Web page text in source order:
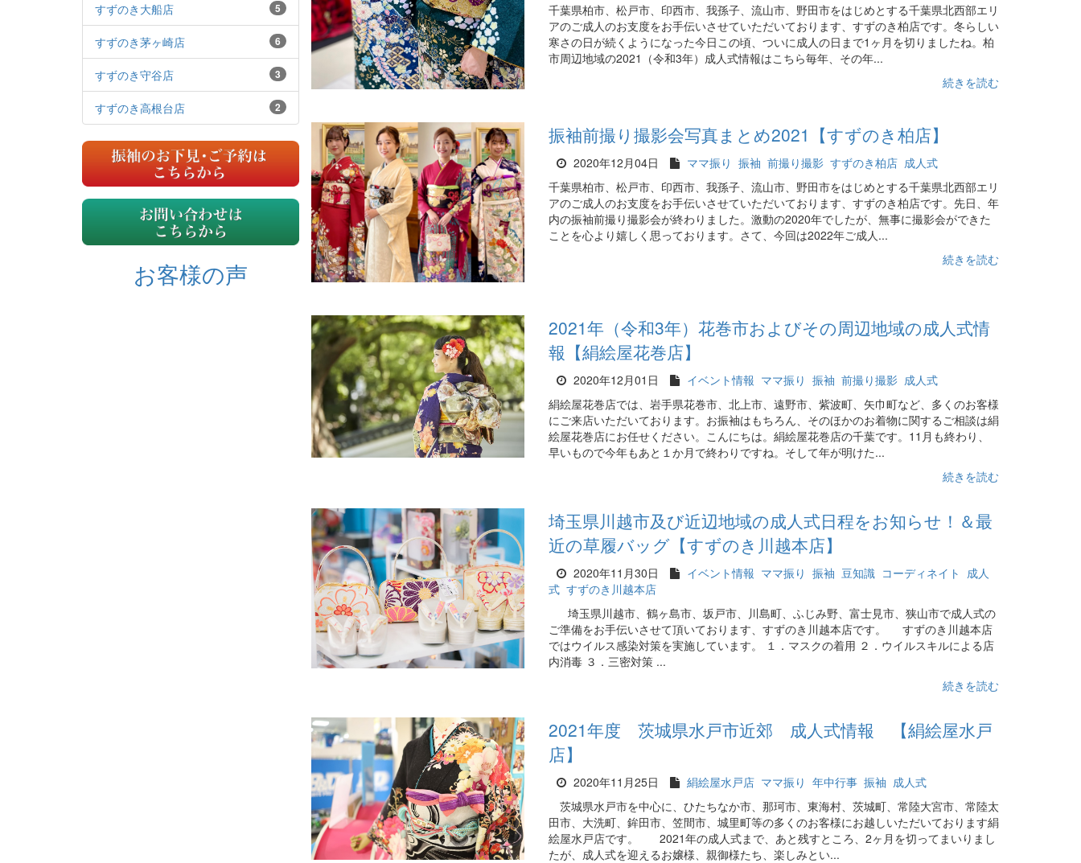
5
すずのき大船店
6
すずのき茅ヶ崎店
3
すずのき守谷店
2
すずのき高根台店
お客様の声
千葉県柏市、松戸市、印西市、我孫子、流山市、野田市をはじめとする千葉県北西部エリ
アのご成人のお支度をお手伝いさせていただいております、すずのき柏店です。冬らしい
寒さの日が続くようになった今日この頃、ついに成人の日まで1ヶ月を切りましたね。柏
市周辺地域の2021（令和3年）成人式情報はこちら毎年、その年...
続きを読む
振袖前撮り撮影会写真まとめ2021【すずのき柏店】
2020年12月04日 ママ振り 振袖 前撮り撮影 すずのき柏店 成人式
千葉県柏市、松戸市、印西市、我孫子、流山市、野田市をはじめとする千葉県北西部エリ
アのご成人のお支度をお手伝いさせていただいております、すずのき柏店です。先日、年
内の振袖前撮り撮影会が終わりました。激動の2020年でしたが、無事に撮影会ができた
ことを心より嬉しく思っております。さて、今回は2022年ご成人...
続きを読む
2021年（令和3年）花巻市およびその周辺地域の成人式情
報【絹絵屋花巻店】
2020年12月01日 イベント情報 ママ振り 振袖 前撮り撮影 成人式
絹絵屋花巻店では、岩手県花巻市、北上市、遠野市、紫波町、矢巾町など、多くのお客様
にご来店いただいております。お振袖はもちろん、そのほかのお着物に関するご相談は絹
絵屋花巻店にお任せください。こんにちは。絹絵屋花巻店の千葉です。11月も終わり、
早いもので今年もあと１か月で終わりですね。そして年が明けた...
続きを読む
埼玉県川越市及び近辺地域の成人式日程をお知らせ！＆最
近の草履バッグ【すずのき川越本店】
2020年11月30日 イベント情報 ママ振り 振袖 豆知識 コーディネイト 成人
式 すずのき川越本店
埼玉県川越市、鶴ヶ島市、坂戸市、川島町、ふじみ野、富士見市、狭山市で成人式の
ご準備をお手伝いさせて頂いております、すずのき川越本店です。 すずのき川越本店
ではウイルス感染対策を実施しています。 １．マスクの着用 ２．ウイルスキルによる店
内消毒 ３．三密対策 ...
続きを読む
2021年度 茨城県水戸市近郊 成人式情報 【絹絵屋水戸
店】
2020年11月25日 絹絵屋水戸店 ママ振り 年中行事 振袖 成人式
茨城県水戸市を中心に、ひたちなか市、那珂市、東海村、茨城町、常陸大宮市、常陸太
田市、大洗町、鉾田市、笠間市、城里町等の多くのお客様にお越しいただいております絹
絵屋水戸店です。 2021年の成人式まで、あと残すところ、2ヶ月を切ってまいりまし
たが、成人式を迎えるお嬢様、親御様たち、楽しみとい...